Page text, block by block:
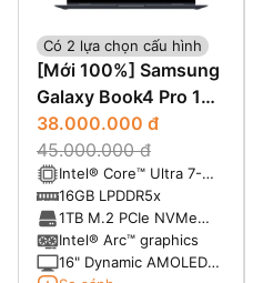
Có 2 lựa chọn cấu hình
[Mới 100%] Samsung
Galaxy Book4 Pro 16
x360 (2024)
38.000.000 đ
45.000.000 đ
Intel® Core™ Ultra 7-
155H (16 Cores, 22
Threads, 24 MB, up to
4.8 GHz, 115W Max)
16GB LPDDR5x
1TB M.2 PCIe NVMe
SSD
Intel® Arc™ graphics
16" Dynamic AMOLED